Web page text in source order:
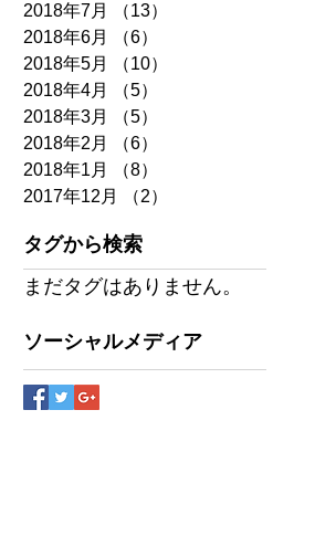
2018年7月
（13）
2018年6月
（6）
2018年5月
（10）
2018年4月
（5）
2018年3月
（5）
2018年2月
（6）
2018年1月
（8）
2017年12月
（2）
タグから検索
まだタグはありません。
ソーシャルメディア